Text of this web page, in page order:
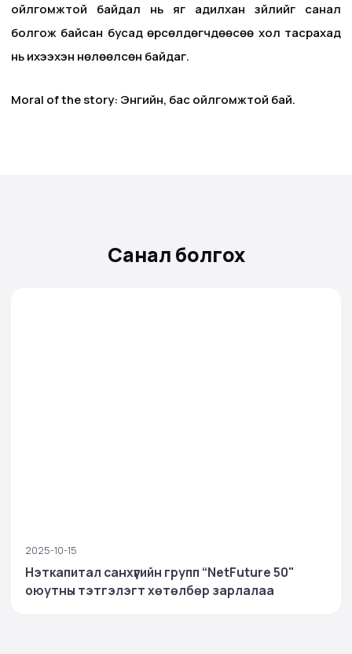
ойлгомжтой байдал нь яг адилхан зүйлийг санал
болгож байсан бусад өрсөлдөгчдөөсөө хол тасрахад
нь ихээхэн нөлөөлсөн байдаг.
Moral of the story: Энгийн, бас ойлгомжтой бай.
Санал болгох
2025-10-15
Нэткапитал санхүүгийн групп “NetFuture 50"
оюутны тэтгэлэгт хөтөлбөр зарлалаа